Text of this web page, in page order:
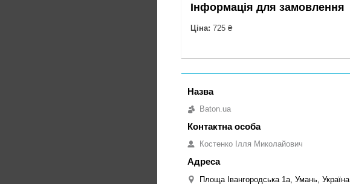
Інформація для замовлення
Ціна: 725 ₴
Baton.ua
Костенко Ілля Миколайович
Площа Івангородська 1а, Умань, Україна